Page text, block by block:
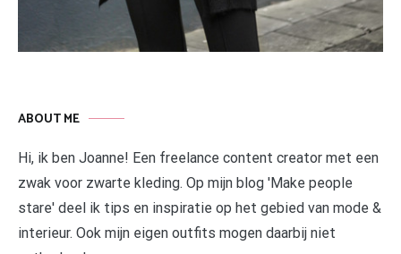
ABOUT ME
Hi, ik ben Joanne! Een freelance content creator met een
zwak voor zwarte kleding. Op mijn blog 'Make people
stare' deel ik tips en inspiratie op het gebied van mode &
interieur. Ook mijn eigen outfits mogen daarbij niet